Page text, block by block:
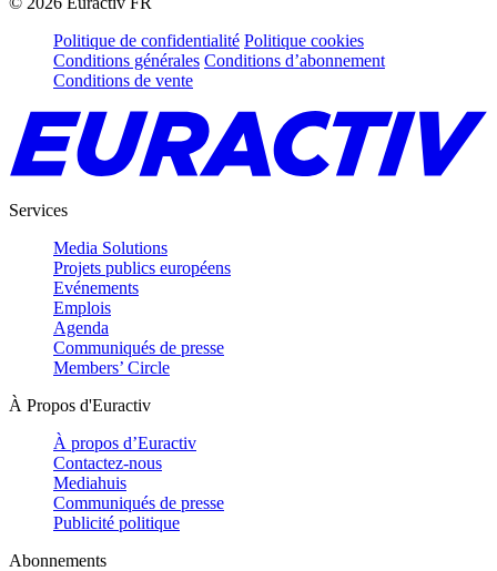
Politique de confidentialité Politique cookies
Conditions générales Conditions d’abonnement
Conditions de vente
Services
Media Solutions
Projets publics européens
Evénements
Emplois
Agenda
Communiqués de presse
Members’ Circle
À Propos d'Euractiv
À propos d’Euractiv
Contactez-nous
Mediahuis
Communiqués de presse
Publicité politique
Abonnements